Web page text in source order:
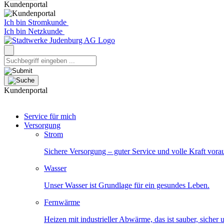
Kundenportal
Ich bin Stromkunde
Ich bin Netzkunde
Kundenportal
Service für mich
Versorgung
Strom
Sichere Versorgung – guter Service und volle Kraft
Wasser
Unser Wasser ist Grundlage für ein gesundes Leben.
Fernwärme
Heizen mit industrieller Abwärme, das ist sauber, sicher